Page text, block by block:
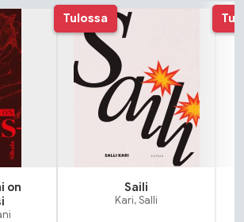
on
Tulossa
Saili
Kari, Salli